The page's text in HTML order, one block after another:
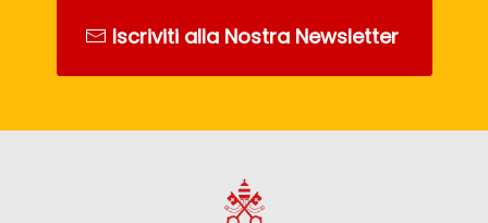
Iscriviti alla Nostra Newsletter